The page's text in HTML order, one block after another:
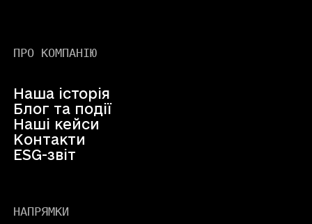
ПРО КОМПАНІЮ
Наша історія
Блог та події
Наші кейси
Контакти
ESG-звіт
НАПРЯМКИ